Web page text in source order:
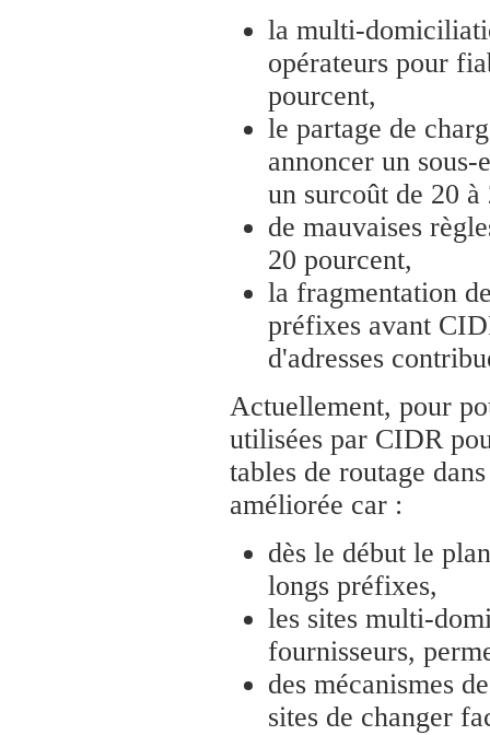
la multi-
opérateurs pour
pourcent,
le partage de
annoncer un
un surcoût de 20
de mauvaises
20 pourcent,
la fragmentation
préfixes avant
d'adresses
Actuellement, pour
utilisées par CIDR
tables de routage
améliorée car :
dès le début le
longs préfixes,
les sites multi-
fournisseurs,
des mécanismes
sites de changer